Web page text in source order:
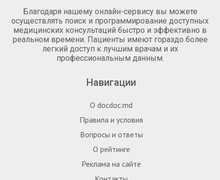
Благодаря нашему онлайн-сервису вы можете
осуществлять поиск и программирование доступных
медицинских консультаций быстро и эффективно в
реальном времени. Пациенты имеют гораздо более
легкий доступ к лучшим врачам и их
профессиональным данным.
Навигации
О docdoc.md
Правила и условия
Вопросы и ответы
О рейтинге
Реклама на сайте